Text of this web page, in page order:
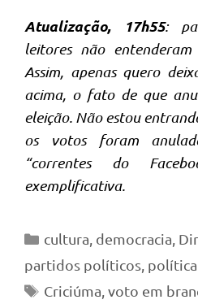
Atualização, 17h55:
leitores não
Assim, apenas quero
acima, o fato de que
eleição. Não estou
os votos foram
“correntes do
exemplificativa.
Categorias
cultura democracia
partidos políticos política
Tags
Criciúma voto em